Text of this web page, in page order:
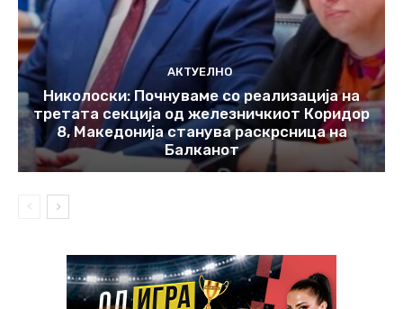
АКТУЕЛНО
Николоски: Почнуваме со реализација на
третата секција од железничкиот Коридор
8, Македонија станува раскрсница на
Балканот